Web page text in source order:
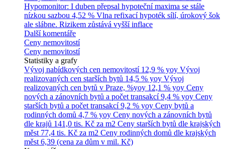
Hypomonitor: I duben přepsal hypoteční maxima se stále
nízkou sazbou 4,52 % Vlna refixací hypoték sílí, úrokový šok
ale slábne. Rizikem zůstává vyšší inflace
Další komentáře
Ceny nemovitostí
Ceny nemovitostí
Statistiky a grafy
Vývoj nabídkových cen nemovitostí 12,9 % yoy Vývoj
realizovaných cen starších bytů 14,5 % yoy Vývoj
realizovaných cen bytů v Praze, %yoy 12,1 % yoy Ceny
nových a zánovních bytů a počet transakcí 9,4 % yoy Ceny
starších bytů a počet transakcí 9,2 % yoy Ceny bytů a
rodinných domů 4,7 % yoy Ceny nových a zánovních bytů
dle krajů 141,0 tis. Kč za m2 Ceny starších bytů dle krajských
měst 77,4 tis. Kč za m2 Ceny rodinných domů dle krajských
měst 6,39 (cena za dům v mil. Kč)